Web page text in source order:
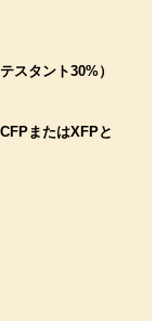
スタント30%）
またはXFPと